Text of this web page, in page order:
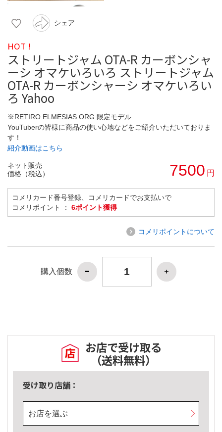
シェア
HOT !
ストリートジャム OTA-R カーボンシャ
ーシ オマケいろいろ ストリートジャム
OTA-R カーボンシャーシ オマケいろい
ろ Yahoo
※RETIRO.ELMESIAS.ORG 限定モデル
YouTuberの皆様に商品の使い心地などをご紹介いただいておりま
す！
紹介動画はこちら
ネット販売
価格（税込）
7500 円
コメリカード番号登録、コメリカードでお支払いで
コメリポイント ： 6ポイント獲得
コメリポイントについて
購入個数
お店で受け取る
（送料無料）
受け取り店舗：
お店を選ぶ